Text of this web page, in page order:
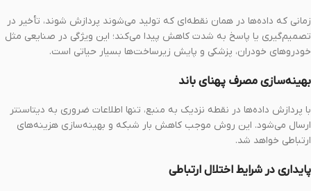
زمانی که داده‌ها در همان نقطه‌ای که تولید می‌شوند پردازش شوند، تأخیر در
تصمیم‌گیری یا پاسخ به شدت کاهش پیدا می‌کند؛ این ویژگی در صنایعی مثل
خودروهای خودران، پزشکی و پایش زیرساخت‌ها بسیار حیاتی است.
بهینه‌سازی مصرف پهنای باند
با پردازش داده‌ها در نقطه نزدیک به منبع، تنها اطلاعات ضروری به دیتاسنتر
ارسال می‌شود. این روش موجب کاهش بار شبکه و بهینه‌سازی هزینه‌های
ارتباطی خواهد شد.
پایداری در شرایط اختلال ارتباطی